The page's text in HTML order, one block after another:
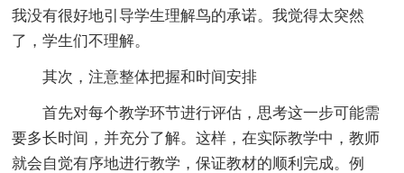
我没有很好地引导学生理解鸟的承诺。我觉得太突然
了，学生们不理解。
其次，注意整体把握和时间安排
首先对每个教学环节进行评估，思考这一步可能需
要多长时间，并充分了解。这样，在实际教学中，教师
就会自觉有序地进行教学，保证教材的顺利完成。例